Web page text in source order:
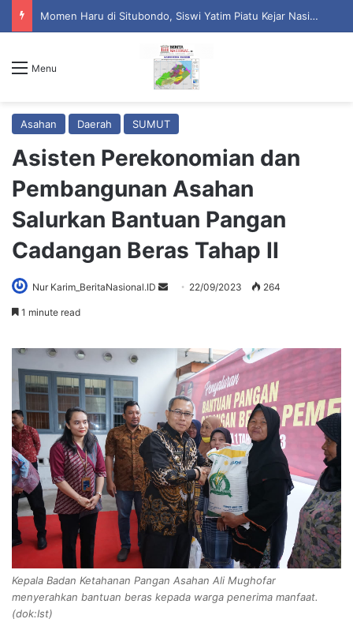
Momen Haru di Situbondo, Siswi Yatim Piatu Kejar Nasim Khan Saat Reses Demi Ucapkan Terima Kasih
Menu
Asahan Daerah SUMUT
Asisten Perekonomian dan
Pembangunan Asahan
Salurkan Bantuan Pangan
Cadangan Beras Tahap II
Nur Karim_BeritaNasional.ID
n
e
m
a
i
l
22/09/2023 264
1 minute read
Kepala Badan Ketahanan Pangan Asahan Ali Mughofar
menyerahkan bantuan beras kepada warga penerima manfaat.
(dok:Ist)